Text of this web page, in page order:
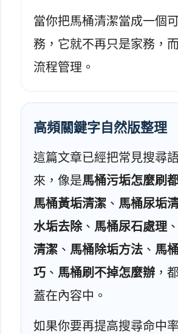
當你把馬桶清潔當成一個
務，它就不再只是家務，
流程管理。
高頻關鍵字自然版整理
這篇文章已經把常見搜尋
來，像是馬桶污垢怎麼刷
馬桶黃垢清潔 、 馬桶尿垢
水垢去除、 馬桶尿石處理 、
清潔 、 馬桶除垢方法 、 馬
巧 、 馬桶刷不掉怎麼辦 ，
蓋在內容中。
如果你要再提高搜尋命中